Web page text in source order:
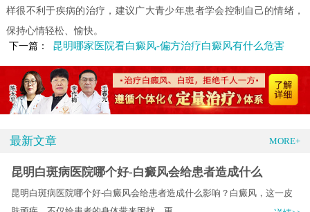
样很不利于疾病的治疗，建议广大青少年患者学会控制自己的情绪，
保持心情轻松、愉快。
下一篇：
昆明哪家医院看白癜风-偏方治疗白癜风有什么危害
最新文章 MORE+
昆明白斑病医院哪个好-白癜风会给患者造成什么
昆明白斑病医院哪个好-白癜风会给患者造成什么影响？白癜风，这一皮